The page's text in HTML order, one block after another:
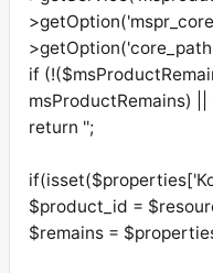
if
msProductRemains)
return '';
$product_id =
$remains =